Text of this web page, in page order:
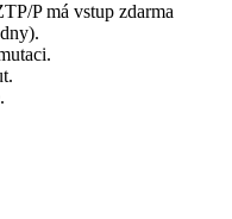
P má vstup zdarma